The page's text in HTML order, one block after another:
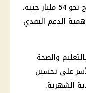
وتبلغ الموازنة السنوية المخصصة للبرنامج نحو 54 مليار جنيه،
الدعم النقدي
والصحة
على تحسين
الشهرية.